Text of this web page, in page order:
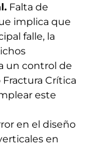
Falta de
implica que
falle, la
un control de
Crítica
este
en el diseño
en